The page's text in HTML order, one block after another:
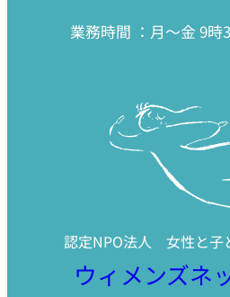
業務時間 ：月〜金 9時
認定NPO法人 女性と子
ウィメンズネ